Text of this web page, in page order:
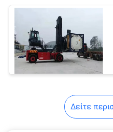
Forklift
Δείτε